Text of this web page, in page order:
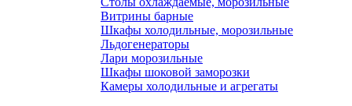
Витрины барные
Шкафы холодильные, морозильные
Льдогенераторы
Лари морозильные
Шкафы шоковой заморозки
Камеры холодильные и агрегаты